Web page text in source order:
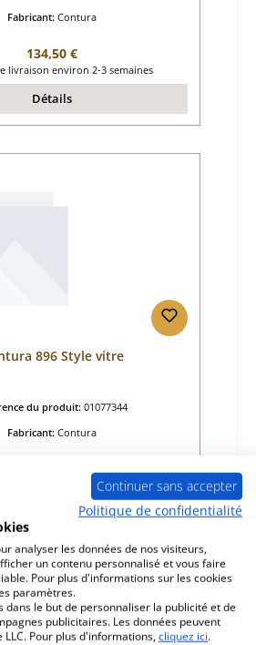
Fabricant: Contura
Prix régulier :
134,50 €
livraison environ 2-3 semaines
Détails
896 Style vitre
du produit: 01077344
Fabricant: Contura
livraison environ 2-3 semainesContinuer sans accepter
Politique de confidentialité
analyser les données de nos visiteurs,
un contenu personnalisé et vous faire
Pour plus d'informations sur les cookies
paramètres.
dans le but de personnaliser la publicité et de
publicitaires. Les données peuvent
Pour plus d'informations, cliquez ici.